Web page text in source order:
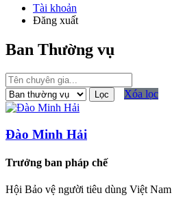
Tài khoản
Đăng xuất
Ban Thường vụ
Lọc Xóa lọc
Đào Minh Hải
Trưởng ban pháp chế
Hội Bảo vệ người tiêu dùng Việt Nam